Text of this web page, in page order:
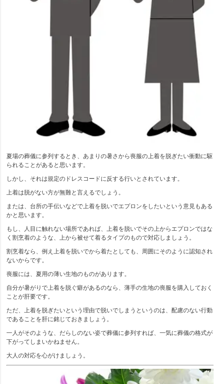
夏場の葬儀に参列するとき、あまりの暑さから喪服の上着を脱ぎたい衝動に駆
られることがあると思います。
しかし、それは規定のドレスコードに反する行いとされています。
上着は脱がない方が無難と言えるでしょう。
または、台所の手伝いなどで上着を脱いでエプロンをしたいという意見もある
かと思います。
もし、人目に触れない場所であれば、上着を脱いでその上からエプロンではな
く割烹着のような、上から被せて着るタイプのもので対応しましょう。
割烹着なら、例え上着を脱いでから着たとしても、周囲にそのように認知され
ないからです。
喪服には、夏用の薄い生地のものがあります。
自分が暑がりで上着を脱ぐ癖があるのなら、薄手の生地の喪服を購入しておく
ことが肝要です。
ただ、上着を脱ぎたいという理由で脱いでしまうというのは、配慮のない行動
であることを肝に銘じておきましょう。
一人がそのような、だらしのない姿で葬儀に参列すれば、一気に葬儀の格式が
下がってしまいかねません。
大人の対応を心がけましょう。